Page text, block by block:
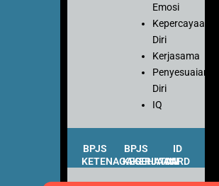
Emosi
Kepercayaan
Diri
Kerjasama
Penyesuaian
Diri
IQ
BPJS
KETENAGAKERJAAN
BPJS
KESEHATAN
ID
CARD